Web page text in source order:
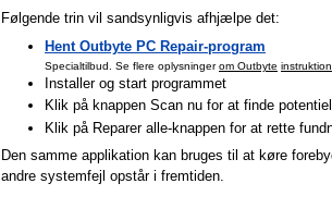
Følgende trin vil sandsynligvis afhjælpe det:
Hent Outbyte PC Repair-program
Specialtilbud. Se flere oplysningerom Outbyte
Installer og start programmet
Klik på knappen Scan nu for at finde
Klik på Reparer alle-knappen for at rette
Den samme applikation kan bruges til at køre
andre systemfejl opstår i fremtiden.